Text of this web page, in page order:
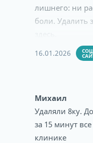
лишнего: ни
боли. Удалить
16.01.2026
Михаил
Удаляли 8ку.
за 15 минут
клинике